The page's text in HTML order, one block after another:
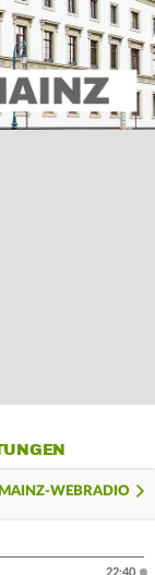
WEBRADIO
22:40